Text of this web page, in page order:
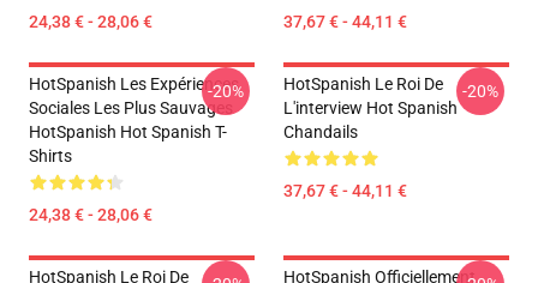
24,38 € - 28,06 € 37,67 € - 44,11 €
HotSpanish Les Expériences
Sociales Les Plus Sauvages
HotSpanish Hot Spanish T-
Shirts
24,38 € - 28,06 €
-20%
HotSpanish Le Roi De
L'interview Hot Spanish
Chandails
37,67 € - 44,11 €
-20%
HotSpanish Le Roi De
HotSpanish Officiellement